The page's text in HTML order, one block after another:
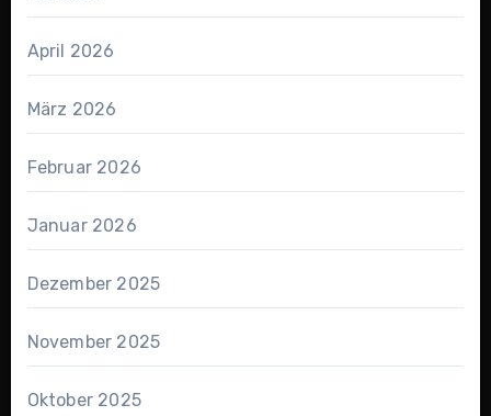
April 2026
März 2026
Februar 2026
Januar 2026
Dezember 2025
November 2025
Oktober 2025